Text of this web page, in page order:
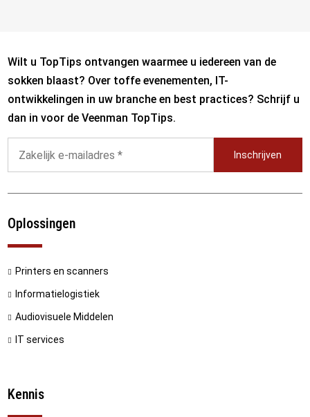
Wilt u TopTips ontvangen waarmee u iedereen van de
sokken blaast? Over toffe evenementen, IT-
ontwikkelingen in uw branche en best practices? Schrijf u
dan in voor de Veenman TopTips.
Inschrijven
Oplossingen
Printers en scanners
Informatielogistiek
Audiovisuele Middelen
IT services
Kennis